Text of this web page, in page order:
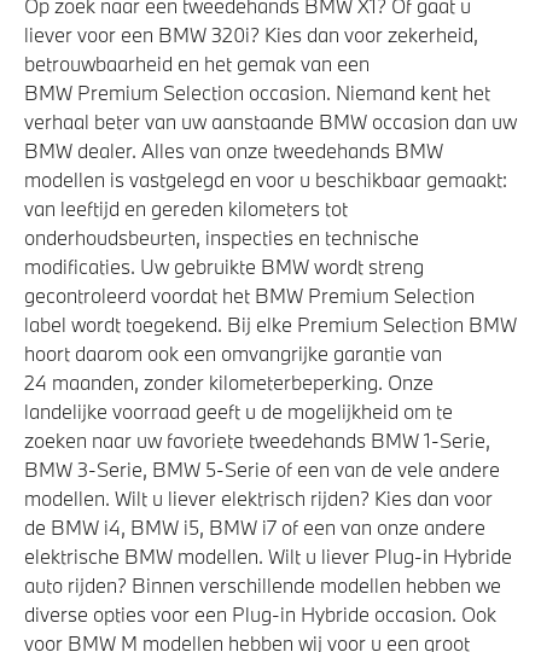
Veiligheid
Actieve Voetgangersbescherming
Akoestische waarschuwing voor voetgangers
Op zoek naar een tweedehands BMW X1? Of gaat u
liever voor een BMW 320i? Kies dan voor zekerheid,
betrouwbaarheid en het gemak van een
BMW Premium Selection occasion. Niemand kent het
verhaal beter van uw aanstaande BMW occasion dan uw
BMW dealer. Alles van onze tweedehands BMW
modellen is vastgelegd en voor u beschikbaar gemaakt:
van leeftijd en gereden kilometers tot
onderhoudsbeurten, inspecties en technische
modificaties. Uw gebruikte BMW wordt streng
gecontroleerd voordat het BMW Premium Selection
label wordt toegekend. Bij elke Premium Selection BMW
hoort daarom ook een omvangrijke garantie van
24 maanden, zonder kilometerbeperking. Onze
landelijke voorraad geeft u de mogelijkheid om te
zoeken naar uw favoriete tweedehands BMW 1-Serie,
BMW 3-Serie, BMW 5-Serie of een van de vele andere
modellen. Wilt u liever elektrisch rijden? Kies dan voor
de BMW i4, BMW i5, BMW i7 of een van onze andere
elektrische BMW modellen. Wilt u liever Plug-in Hybride
auto rijden? Binnen verschillende modellen hebben we
diverse opties voor een Plug-in Hybride occasion. Ook
voor BMW M modellen hebben wij voor u een groot